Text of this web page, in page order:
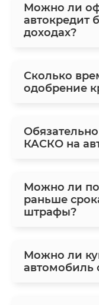
Можно ли
автокредит
доходах?
Сколько
одобрение
КАСКО на
Можно ли
раньше
штрафы?
Можно ли
автомобиль